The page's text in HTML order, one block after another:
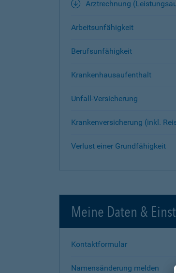
Arztrechnung
Arbeitsunfähigkeit
Berufsunfähigkeit
Krankenhausaufenthalt
Unfall-Versicherung
Krankenversicherung (inkl.
Verlust einer Grundfähigkeit
Meine Daten &
Kontaktformular
Namensänderung melden